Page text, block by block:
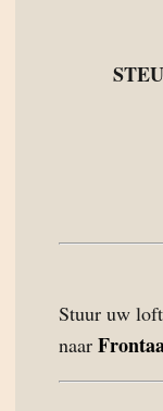
Stuur uw
naar